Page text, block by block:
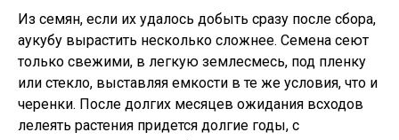
Из семян, если их удалось добыть сразу после сбора,
аукубу вырастить несколько сложнее. Семена сеют
только свежими, в легкую землесмесь, под пленку
или стекло, выставляя емкости в те же условия, что и
черенки. После долгих месяцев ожидания всходов
лелеять растения придется долгие годы, с